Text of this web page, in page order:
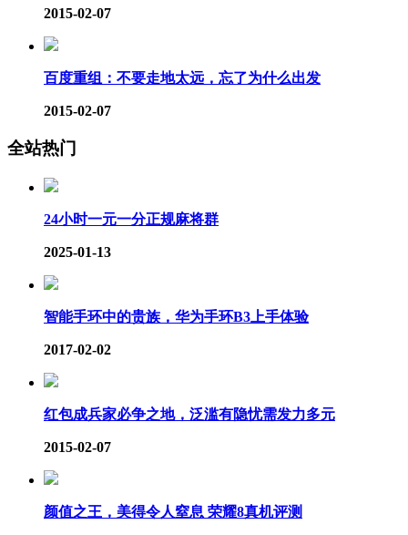
2015-02-07
百度重组：不要走地太远，忘了为什么出发
2015-02-07
全站热门
24小时一元一分正规麻将群
2025-01-13
智能手环中的贵族，华为手环B3上手体验
2017-02-02
红包成兵家必争之地，泛滥有隐忧需发力多元
2015-02-07
颜值之王，美得令人窒息 荣耀8真机评测